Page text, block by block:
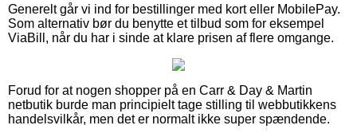
Generelt går vi ind for bestillinger med kort eller MobilePay.
Som alternativ bør du benytte et tilbud som for eksempel
ViaBill, når du har i sinde at klare prisen af flere omgange.
Forud for at nogen shopper på en Carr & Day & Martin
netbutik burde man principielt tage stilling til webbutikkens
handelsvilkår, men det er normalt ikke super spændende.